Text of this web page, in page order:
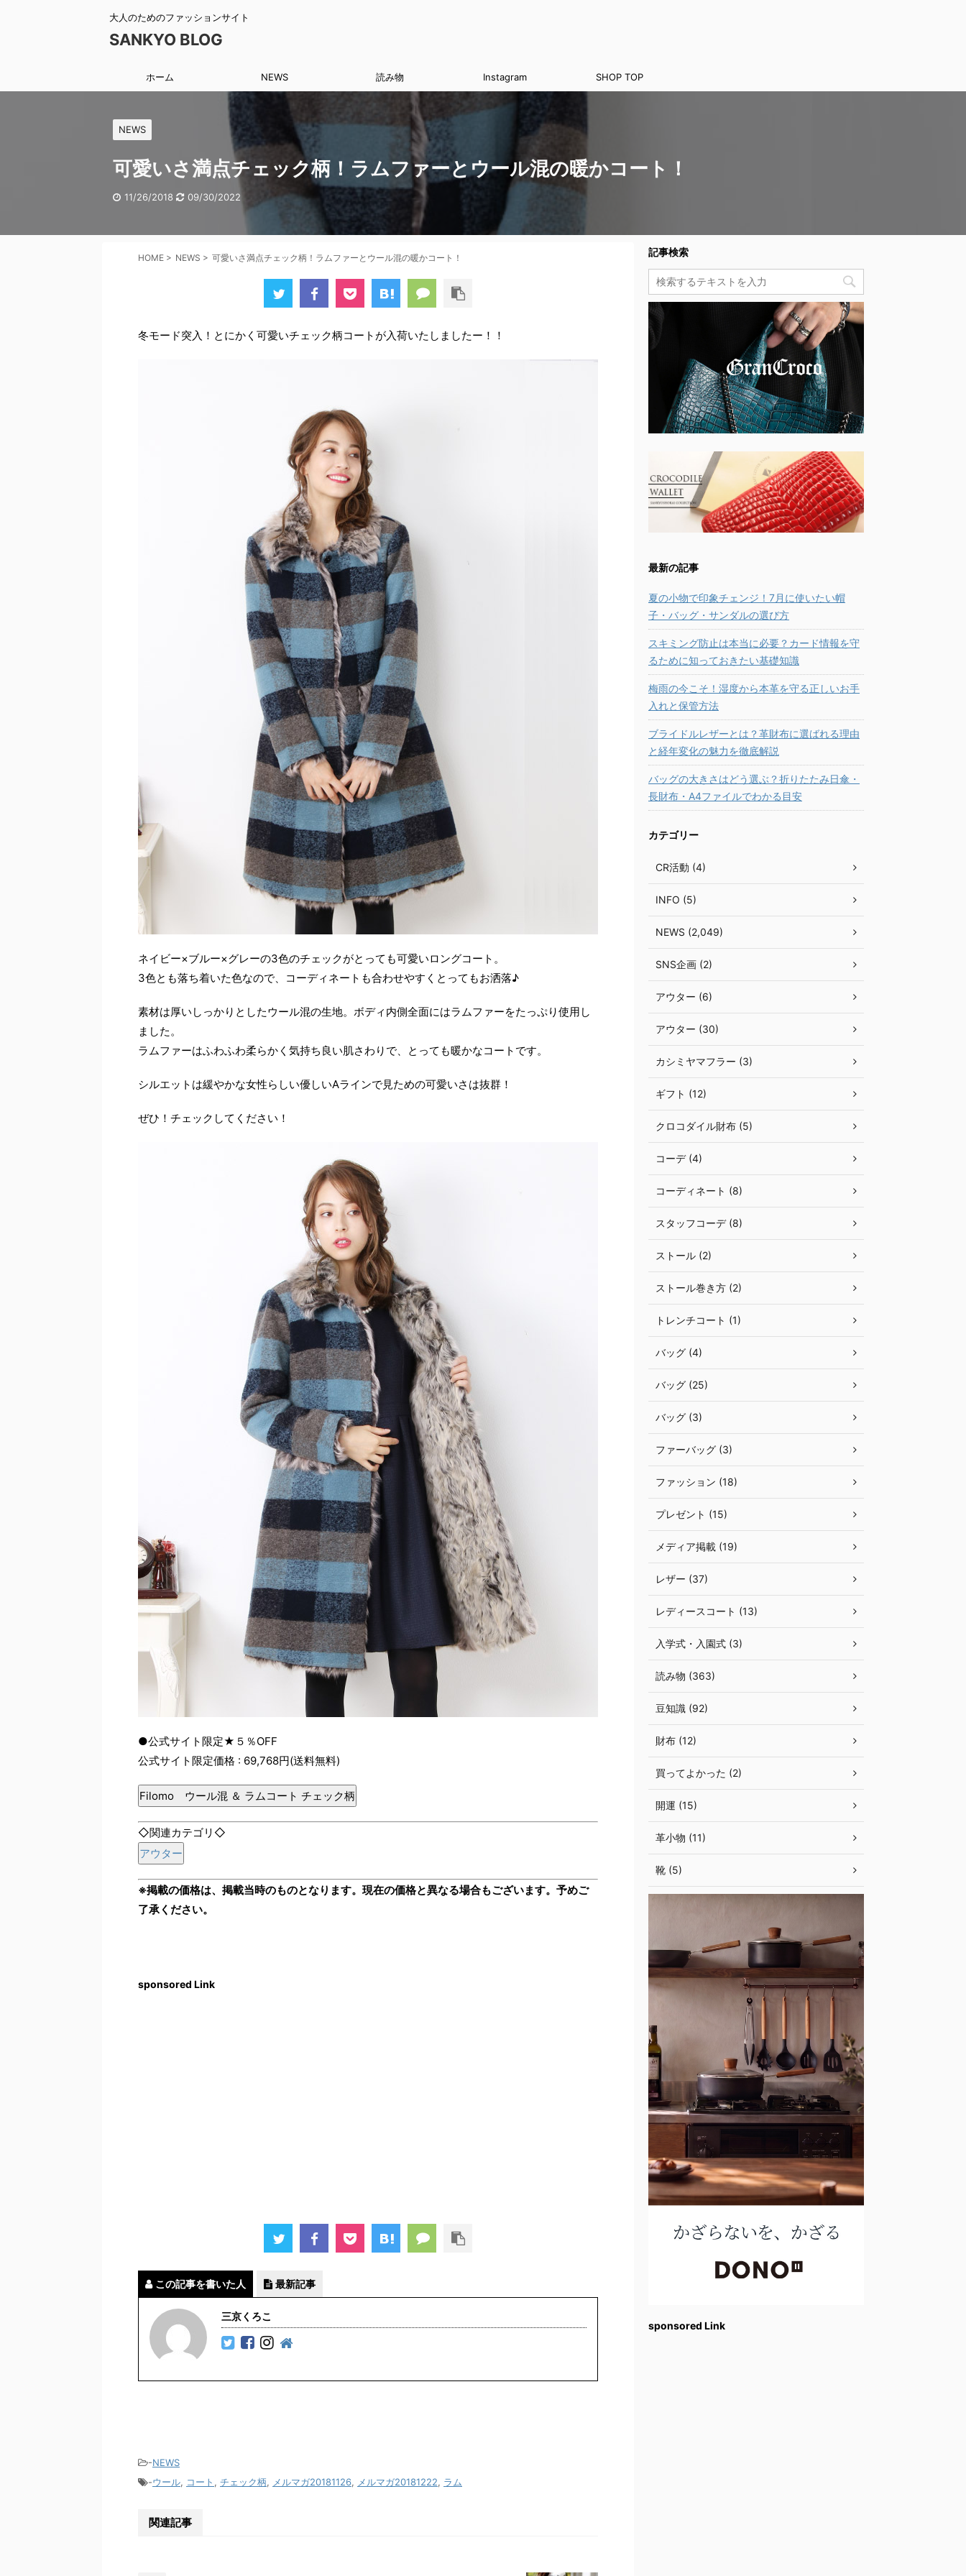
大人のためのファッションサイト
SANKYO BLOG
ホーム NEWS 読み物 Instagram SHOP TOP
NEWS
可愛いさ満点チェック柄！ラムファーとウール混の暖かコート！
11/26/2018 09/30/2022
HOME > NEWS > 可愛いさ満点チェック柄！ラムファーとウール混の暖かコート！
冬モード突入！とにかく可愛いチェック柄コートが入荷いたしましたー！！
ネイビー×ブルー×グレーの3色のチェックがとっても可愛いロングコート。
3色とも落ち着いた色なので、コーディネートも合わせやすくとってもお洒落♪
素材は厚いしっかりとしたウール混の生地。ボディ内側全面にはラムファーをたっぷり使用し
ました。
ラムファーはふわふわ柔らかく気持ち良い肌さわりで、とっても暖かなコートです。
シルエットは緩やかな女性らしい優しいAラインで見ための可愛いさは抜群！
ぜひ！チェックしてください！
●公式サイト限定★５％OFF
公式サイト限定価格 : 69,768円(送料無料)
Filomo ウール混 ＆ ラムコート チェック柄
◇関連カテゴリ◇
アウター
※掲載の価格は、掲載当時のものとなります。現在の価格と異なる場合もございます。予めご
了承ください。
sponsored Link
この記事を書いた人 最新記事
三京くろこ
-NEWS
-ウール, コート , チェック柄, メルマガ20181126, メルマガ20181222, ラム
関連記事
記事検索
最新の記事
夏の小物で印象チェンジ！7月に使いたい帽
子・バッグ・サンダルの選び方
スキミング防止は本当に必要？カード情報を守
るために知っておきたい基礎知識
梅雨の今こそ！湿度から本革を守る正しいお手
入れと保管方法
ブライドルレザーとは？革財布に選ばれる理由
と経年変化の魅力を徹底解説
バッグの大きさはどう選ぶ？折りたたみ日傘・
長財布・A4ファイルでわかる目安
カテゴリー
CR活動 (4)
INFO (5)
NEWS (2,049)
SNS企画 (2)
アウター (6)
アウター (30)
カシミヤマフラー (3)
ギフト (12)
クロコダイル財布 (5)
コーデ (4)
コーディネート (8)
スタッフコーデ (8)
ストール (2)
ストール巻き方 (2)
トレンチコート (1)
バッグ (4)
バッグ (25)
バッグ (3)
ファーバッグ (3)
ファッション (18)
プレゼント (15)
メディア掲載 (19)
レザー (37)
レディースコート (13)
入学式・入園式 (3)
読み物 (363)
豆知識 (92)
財布 (12)
買ってよかった (2)
開運 (15)
革小物 (11)
靴 (5)
sponsored Link